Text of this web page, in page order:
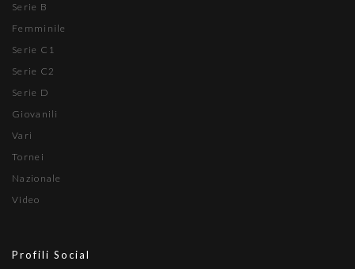
Serie B
Femminile
Serie C1
Serie C2
Serie D
Giovanili
Vari
Tornei
Nazionale
Video
Profili Social